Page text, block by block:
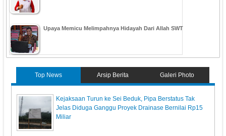
Upaya Memicu Melimpahnya Hidayah Dari Allah SWT
Top News Arsip Berita Galeri Photo
Kejaksaan Turun ke Sei Beduk, Pipa Berstatus Tak
Jelas Diduga Ganggu Proyek Drainase Bernilai Rp15
Miliar